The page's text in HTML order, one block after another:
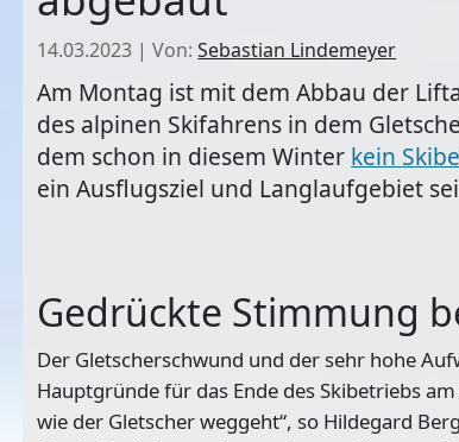
14.03.2023 |Von:Sebastian Lindemeyer
Am Montag ist mit dem Abbau der
des alpinen Skifahrens in dem
dem schon in diesem Winter kein
ein Ausflugsziel und Langlaufgebiet
Gedrückte Stimmung
Der Gletscherschwund und der sehr hohe
Hauptgründe für das Ende des Skibetriebs
wie der Gletscher weggeht“, so Hildegard